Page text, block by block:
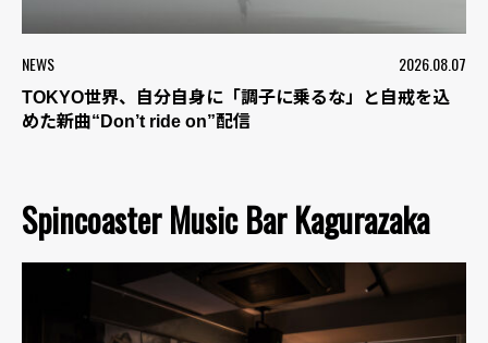
NEWS 2026.08.07
TOKYO世界、自分自身に「調子に乗るな」と自戒を込
めた新曲“Don’t ride on”配信
Spincoaster Music Bar Kagurazaka